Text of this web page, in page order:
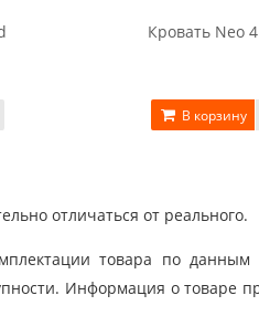
Кровать Neo
В корзину
отличаться от реального.
товара по данным
Информация о товаре